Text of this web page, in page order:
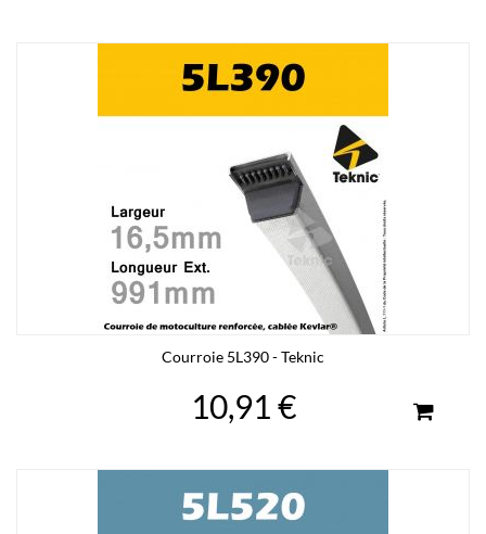
Courroie 5L390 - Teknic
10,91 €